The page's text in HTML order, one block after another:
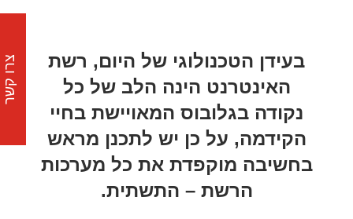
בעידן הטכנולוגי של היום, רשת
האינטרנט הינה הלב של כל
נקודה בגלובוס המאויישת בחיי
הקידמה, על כן יש לתכנן מראש
בחשיבה מוקפדת את כל מערכות
הרשת – התשתית.
צרו קשר